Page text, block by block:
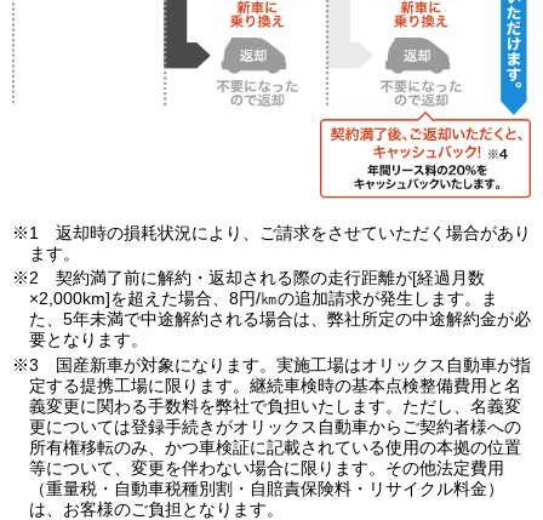
※1 返却時の損耗状況により、ご請求をさせていただく場合があり
ます。
※2 契約満了前に解約・返却される際の走行距離が[経過月数
×2,000km]を超えた場合、8円/㎞の追加請求が発生します。ま
た、5年未満で中途解約される場合は、弊社所定の中途解約金が必
要となります。
※3 国産新車が対象になります。実施工場はオリックス自動車が指
定する提携工場に限ります。継続車検時の基本点検整備費用と名
義変更に関わる手数料を弊社で負担いたします。ただし、名義変
更については登録手続きがオリックス自動車からご契約者様への
所有権移転のみ、かつ車検証に記載されている使用の本拠の位置
等について、変更を伴わない場合に限ります。その他法定費用
（重量税・自動車税種別割・自賠責保険料・リサイクル料金）
は、お客様のご負担となります。